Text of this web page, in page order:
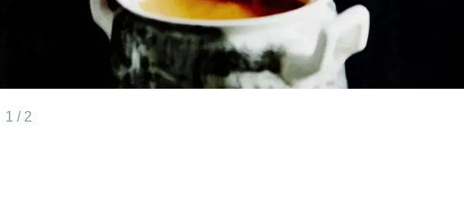
1 / 2